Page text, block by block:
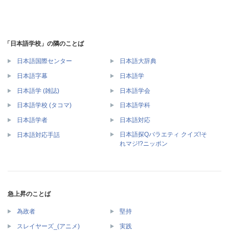
「日本語学校」の隣のことば
日本語国際センター 日本語大辞典
日本語字幕 日本語学
日本語学 (雑誌) 日本語学会
日本語学校 (タコマ) 日本語学科
日本語学者 日本語対応
日本語対応手話
日本語探Qバラエティ クイズ!そ
れマジ!?ニッポン
急上昇のことば
為政者 堅持
スレイヤーズ_(アニメ) 実践